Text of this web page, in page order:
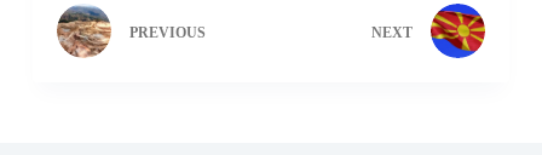
PREVIOUS NEXT